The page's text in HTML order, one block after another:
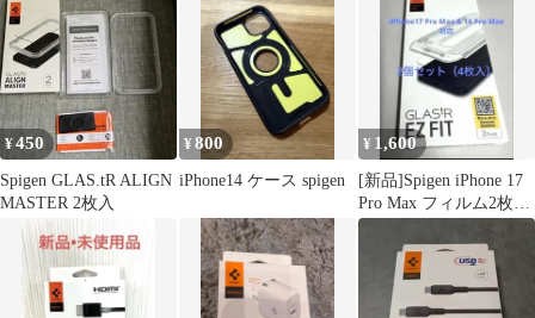
¥450
Spigen GLAS.tR ALIGN
MASTER 2枚入
¥800
iPhone14 ケース spigen
¥ 1,600
[新品]Spigen iPhone 17
Pro Max フィルム2枚入
２セット